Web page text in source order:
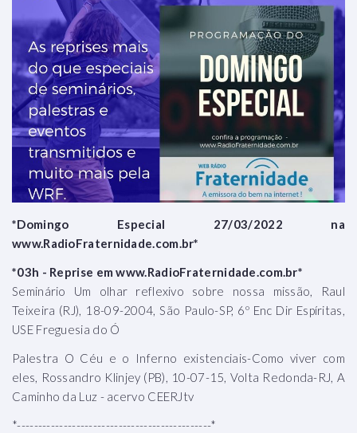
*Domingo Especial 27/03/2022 na
www.RadioFraternidade.com.br*
*03h - Reprise em www.RadioFraternidade.com.br*
Seminário Um olhar reflexivo sobre nossa missão, Raul
Teixeira (RJ), 18-09-2004, São Paulo-SP, 6º Enc Dir Espíritas,
USE Freguesia do Ó
Palestra O Céu e o Inferno existenciais-Como viver com
eles, Rossandro Klinjey (PB), 10-07-15, Volta Redonda-RJ, A
Caminho da Luz - acervo CEERJtv
*----------------------------------------------*